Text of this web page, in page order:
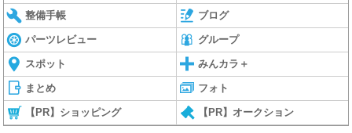
整備手帳 ブログ
パーツレビュー グループ
スポット みんカラ＋
まとめ フォト
【PR】ショッピング 【PR】オークション